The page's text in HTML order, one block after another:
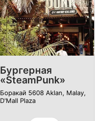
Бургерная
«SteamPunk»
Боракай 5608 Aklan, Malay,
D'Mall Plaza